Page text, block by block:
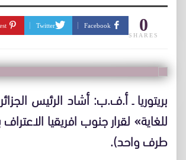
0
SHARES
Facebook
Twitter
بريتوريا ـ أ.ف.ب: أشاد الرئيس
للغاية» لقرار جنوب افريقيا
طرف واحد).